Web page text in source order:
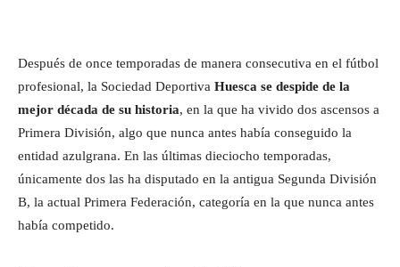
Después de once temporadas de manera consecutiva en el fútbol
profesional, la Sociedad Deportiva Huesca se despide de la
mejor década de su historia, en la que ha vivido dos ascensos a
Primera División, algo que nunca antes había conseguido la
entidad azulgrana. En las últimas dieciocho temporadas,
únicamente dos las ha disputado en la antigua Segunda División
B, la actual Primera Federación, categoría en la que nunca antes
había competido.